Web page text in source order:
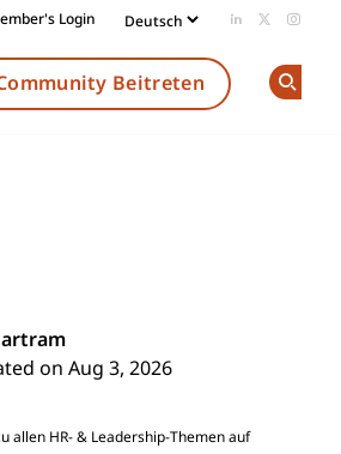
Login Add us on
Follow
Beitreten
on Aug 3, 2026
allen HR- & Leadership-Themen auf